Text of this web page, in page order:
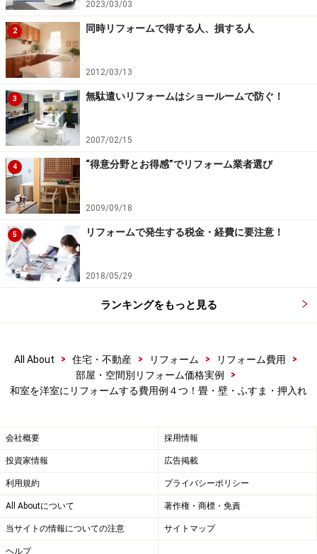
壁と床の継ぎ目を違和感なく仕上げるための「幅木」は、単
なる飾りではなく、床材の切り口を隠し、また掃除機が直接
壁にぶつかることを防ぐなどの役割があります。
和室と洋室の壁で大きく異なるところは、その構造にあ
ります。和室では柱を露出させる「真壁（しんかべ）」
であるのに対し、洋室では柱を壁で見えなくする「大壁
（おおかべ）」が一般的です。そこで和室から洋室仕上
げに変更する場合、壁の造作工事が必要となります。
また、天井についても和室独特の仕上げになっているの
で、これも壁同様に下地の造作を行い、壁紙（クロス）
で仕上げることが一般的です。さらに、天井と壁、壁と
床の継ぎ目部分については、「幅木（はばき）」や「廻
縁（まわりぶち）」と呼ばれる材料で違和感なく仕上げ
ることも必要となってきます。
お部屋の空間イメージにふさわしい柄を選んであげまし
ょう。以上のような天井・壁の内装工事の概算費用とし
て、標準的な8畳間の場合で10万～20万円程度（工期は2
和室を洋室にするリフォーム３．ふすまを
洋室建具に変更する（8万～15万円）
2023/03/03
2 同時リフォームで得する人、損する人
2012/03/13
3 無駄遣いリフォームはショールームで防ぐ！
2007/02/15
4 “得意分野とお得感”でリフォーム業者選び
2009/09/18
5 リフォームで発生する税金・経費に要注意！
2018/05/29
ランキングをもっと見る
All About > 住宅・不動産 > リフォーム > リフォーム費用
>
部屋・空間別リフォーム価格実例
>
和室を洋室にリフォームする費用例４つ！畳・壁・ふすま・押入れ
会社概要 採用情報
投資家情報 広告掲載
利用規約 プライバシーポリシー
All Aboutについて 著作権・商標・免責
当サイトの情報についての注意 サイトマップ
ヘルプ